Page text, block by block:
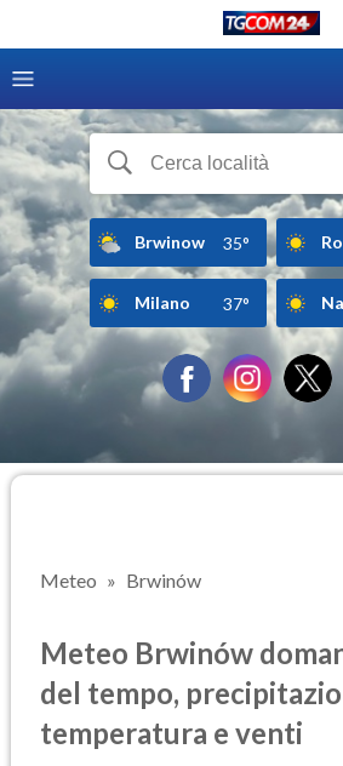
Brwinow 35°
Milano 37°
Meteo Brwinów
Meteo Brwinów
del tempo,
temperatura e venti